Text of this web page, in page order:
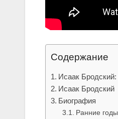
Содержание
Исаак Бродский:
Исаак Бродский
Биография
Ранние